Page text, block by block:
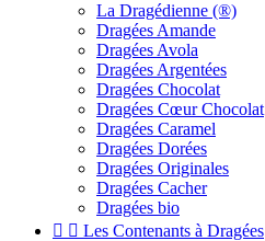
La Dragédienne (®)
Dragées Amande
Dragées Avola
Dragées Argentées
Dragées Chocolat
Dragées Cœur Chocolat
Dragées Caramel
Dragées Dorées
Dragées Originales
Dragées Cacher
Dragées bio
  Les Contenants à Dragées